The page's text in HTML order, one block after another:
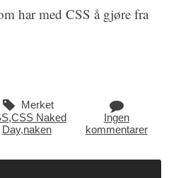
har med CSS å gjøre fra
Merket
,CSS Naked
Day,naken
Ingen
kommentarer